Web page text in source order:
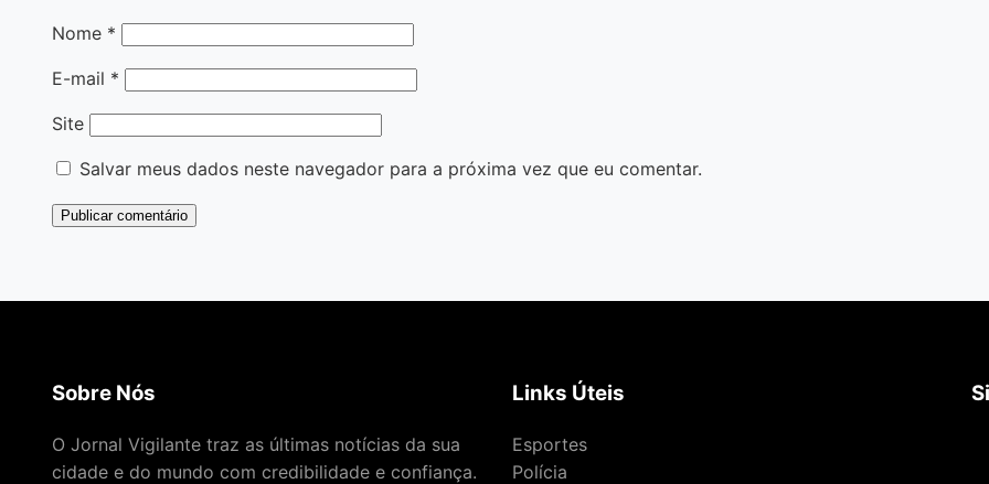
Nome *
E-mail *
Site
Salvar meus dados neste navegador para a próxima vez que eu comentar.
Sobre Nós
O Jornal Vigilante traz as últimas notícias da sua
cidade e do mundo com credibilidade e confiança.
Links Úteis
Esportes
Polícia